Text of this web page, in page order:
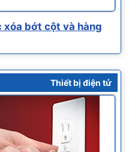
xóa bớt cột và hàng
Thiết bị điện tử